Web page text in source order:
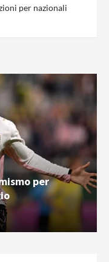
per nazionali
per